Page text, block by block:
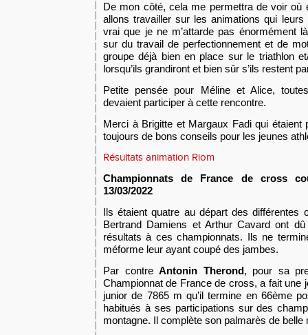
De mon côté, celame permettra de voir où
allons travailler sur les animations qui leurs
vrai que je ne m’attarde pas énormément
sur du travail de perfectionnement et de
groupe déjà bien en place sur le triathlon
lorsqu’ils grandiront et bien sûr s’ils restent
Petite pensée pour Méline et Alice,
devaient participer à cette rencontre.
Merci à Brigitte et Margaux Fadi qui étaient
toujours de bons conseils pour les jeunes
Résultats animation Riom
Championnats de France de cross
13/03/2022
Ils étaient quatre au départ des différentes
Bertrand Damiens et Arthur Cavard ont
résultats à ces championnats. Ils ne
méforme leur ayant coupé des jambes.
Par contreAntonin Therond, pour sa
Championnat de France de cross, a fait une j
junior de 7865 m qu’il termine en 66ème
habitués à ses participations sur des
montagne. Il complète son palmarès de belle